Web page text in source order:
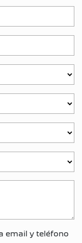
email y teléfono